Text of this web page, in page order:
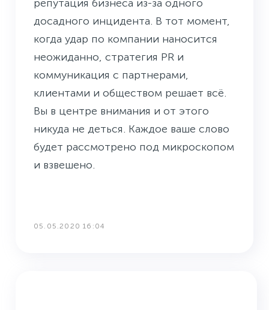
репутация бизнеса из-за одного
досадного инцидента. В тот момент,
когда удар по компании наносится
неожиданно, стратегия PR и
коммуникация с партнерами,
клиентами и обществом решает всё.
Вы в центре внимания и от этого
никуда не деться. Каждое ваше слово
будет рассмотрено под микроскопом
и взвешено.
05.05.2020 16:04